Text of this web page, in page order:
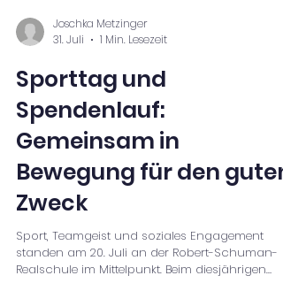
Joschka Metzinger
1 Min. Lesezeit
Sporttag und
Spendenlauf:
Gemeinsam in
Bewegung für den guten
Zweck